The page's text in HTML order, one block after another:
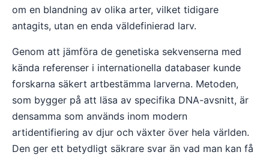
om en blandning av olika arter, vilket tidigare
antagits, utan en enda väldefinierad larv.
Genom att jämföra de genetiska sekvenserna med
kända referenser i internationella databaser kunde
forskarna säkert artbestämma larverna. Metoden,
som bygger på att läsa av specifika DNA-avsnitt, är
densamma som används inom modern
artidentifiering av djur och växter över hela världen.
Den ger ett betydligt säkrare svar än vad man kan få